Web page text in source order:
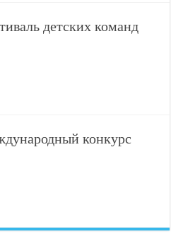
детских команд
конкурс